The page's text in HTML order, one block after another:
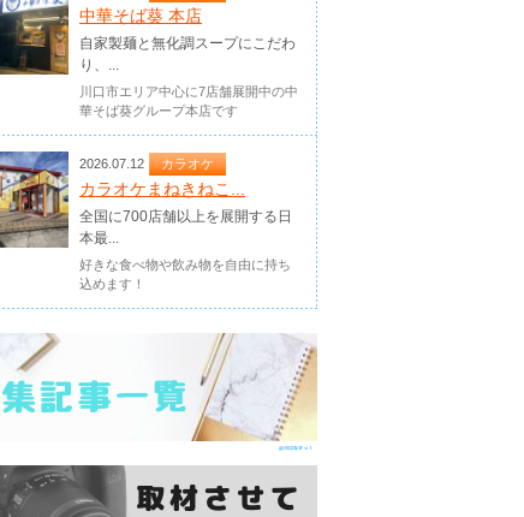
中華そば葵 本店
自家製麺と無化調スープにこだわ
り、...
川口市エリア中心に7店舗展開中の中
華そば葵グループ本店です
2026.07.12 カラオケ
カラオケまねきねこ...
全国に700店舗以上を展開する日
本最...
好きな食べ物や飲み物を自由に持ち
込めます！